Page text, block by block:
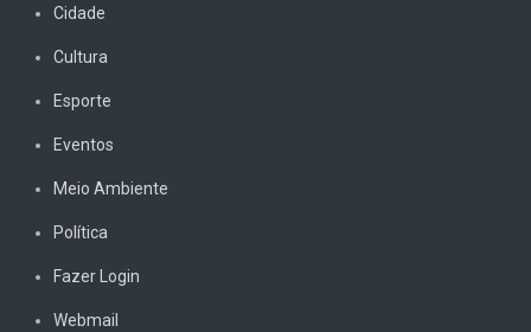
Cidade
Cultura
Esporte
Eventos
Meio Ambiente
Política
Fazer Login
Webmail